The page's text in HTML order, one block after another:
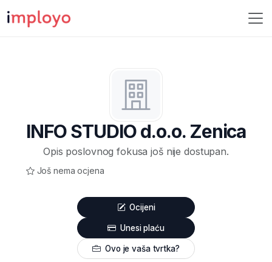
INFO STUDIO d.o.o. Zenica
Opis poslovnog fokusa još nije dostupan.
Još nema ocjena
Ocijeni
Unesi plaću
Ovo je vaša tvrtka?